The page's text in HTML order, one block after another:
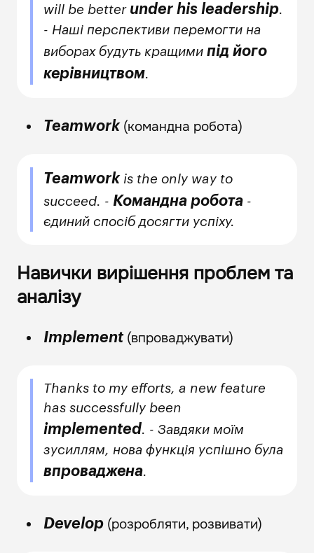
will be better under his leadership.
- Наші перспективи перемогти на
виборах будуть кращимипід його
керівництвом.
Teamwork(командна робота)
Teamworkis the only way to
succeed. - Командна робота -
єдиний спосіб досягти успіху.
Навички вирішення проблем та
аналізу
Implement(впроваджувати)
Thanks to my efforts, a new feature
has successfully been
implemented . - Завдяки моїм
зусиллям, нова функція успішно була
впроваджена
Develop (розробляти, розвивати)